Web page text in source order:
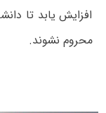
افزایش یابد تا
محروم نشوند.